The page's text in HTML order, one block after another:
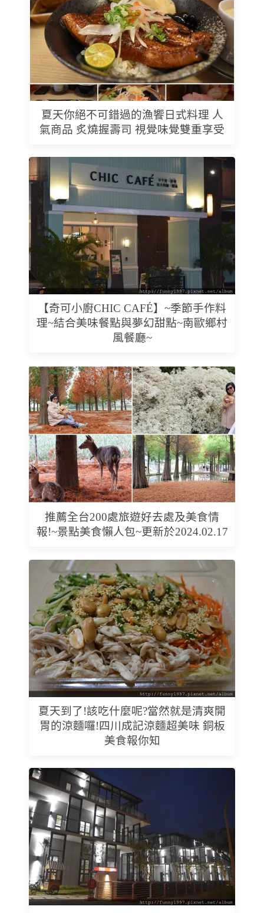
夏天你絕不可錯過的漁饗日式料理 人
氣商品 炙燒握壽司 視覺味覺雙重享受
【奇可小廚CHIC CAFÉ】~季節手作料
理~結合美味餐點與夢幻甜點~南歐鄉村
風餐廳~
推薦全台200處旅遊好去處及美食情
報!~景點美食懶人包~更新於2024.02.17
夏天到了!該吃什麼呢?當然就是清爽開
胃的涼麵囉!四川成記涼麵超美味 銅板
美食報你知